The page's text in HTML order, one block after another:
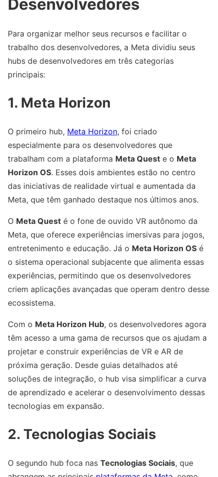
Desenvolvedores
Para organizar melhor seus recursos e facilitar o
trabalho dos desenvolvedores, a Meta dividiu seus
hubs de desenvolvedores em três categorias
principais:
1. Meta Horizon
O primeiro hub, Meta Horizon, foi criado
especialmente para os desenvolvedores que
trabalham com a plataforma Meta Quest e o Meta
Horizon OS. Esses dois ambientes estão no centro
das iniciativas de realidade virtual e aumentada da
Meta, que têm ganhado destaque nos últimos anos.
O Meta Quest é o fone de ouvido VR autônomo da
Meta, que oferece experiências imersivas para jogos,
entretenimento e educação. Já o Meta Horizon OS é
o sistema operacional subjacente que alimenta essas
experiências, permitindo que os desenvolvedores
criem aplicações avançadas que operam dentro desse
ecossistema.
Com o Meta Horizon Hub, os desenvolvedores agora
têm acesso a uma gama de recursos que os ajudam a
projetar e construir experiências de VR e AR de
próxima geração. Desde guias detalhados até
soluções de integração, o hub visa simplificar a curva
de aprendizado e acelerar o desenvolvimento dessas
tecnologias em expansão.
2. Tecnologias Sociais
O segundo hub foca nas Tecnologias Sociais, que